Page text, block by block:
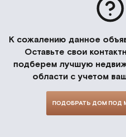
К сожалению данное
Оставьте свои
подберем лучшую
области с учетом
ПОДОБРАТЬ ДОМ ПОД